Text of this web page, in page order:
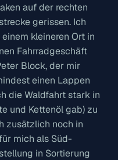
auf der rechten
gerissen. Ich
kleineren Ort in
Fahrradgeschäft
Block, der mir
einen Lappen
die Waldfahrt stark in
und Kettenöl gab) zu
zusätzlich noch in
mich als Süd-
in Sortierung